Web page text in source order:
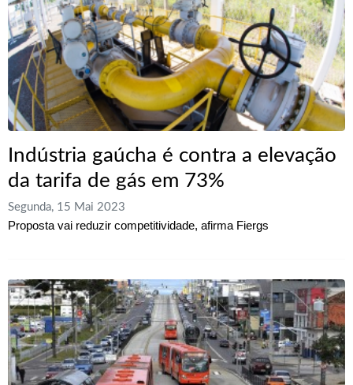
Indústria gaúcha é contra a elevação
da tarifa de gás em 73%
Segunda, 15 Mai 2023
Proposta vai reduzir competitividade, afirma Fiergs